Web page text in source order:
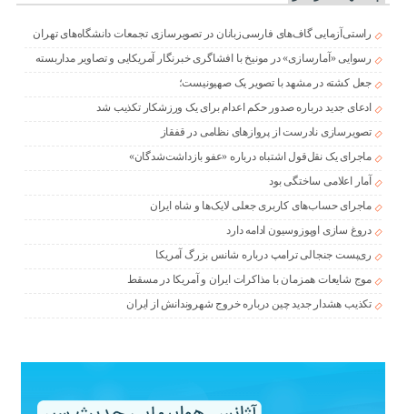
راستی‌آزمایی گاف‌های فارسی‌زبانان در تصویرسازی تجمعات دانشگاه‌های تهران
رسوایی «آمارسازی» در مونیخ با افشاگری خبرنگار آمریکایی و تصاویر مداربسته
جعل کشته در مشهد با تصویر یک صهیونیست؛
ادعای جدید درباره صدور حکم اعدام برای یک ورزشکار تکذیب شد
تصویرسازی نادرست از پروازهای نظامی در قفقاز
ماجرای یک نقل‌قول اشتباه درباره «عفو بازداشت‌شدگان»
آمار اعلامی ساختگی بود
ماجرای حساب‌های کاربری جعلی لایک‌ها و شاه ایران
دروغ سازی اوپوزوسیون ادامه دارد
ری‌پست جنجالی ترامپ درباره شانس بزرگ آمریکا
موج شایعات همزمان با مذاکرات ایران و آمریکا در مسقط
تکذیب هشدار جدید چین درباره خروج شهروندانش از ایران